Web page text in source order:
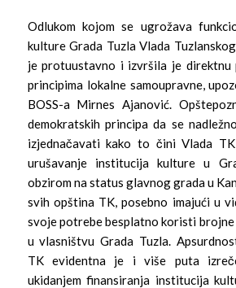
Odlukom kojom se ugrožava
kulture Grada Tuzla Vlada
je protuustavno i izvršila je direktnu
principima lokalne samoupravne,
BOSS-a Mirnes Ajanović.
demokratskih principa da se
izjednačavati kako to čini Vlada
urušavanje institucija kulture u
obzirom na status glavnog grada u
svih opština TK, posebno imajući u
svoje potrebe besplatno koristi
u vlasništvu Grada Tuzla.
TK evidentna je i više puta
ukidanjem finansiranja institucija